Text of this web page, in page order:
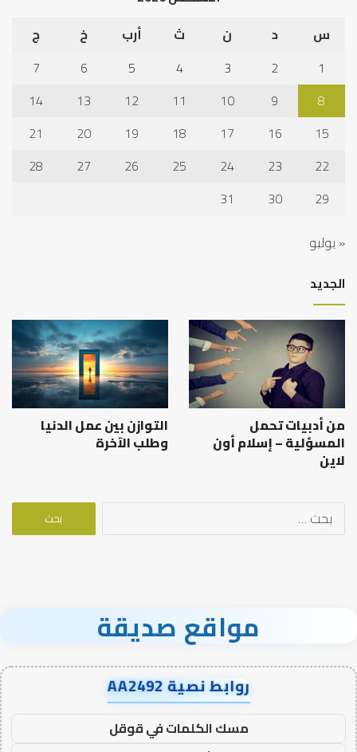
س
د ن ث أرب خ
ج
1
2
3
4
5
6
7
8
9
10
11
12
13
14
15
16
17
18
19
20
21
22
23
24
25
26
27
28
29
30
31
« يوليو
الجديد
من أدبيات تحمل
المسؤلية – إسلام أون
لاين
التوازن بين عمل الدنيا
وطلب الآخرة
البحث
مواقع صديقة
روابط نصية AA2492
مسك الكلمات في قوقل